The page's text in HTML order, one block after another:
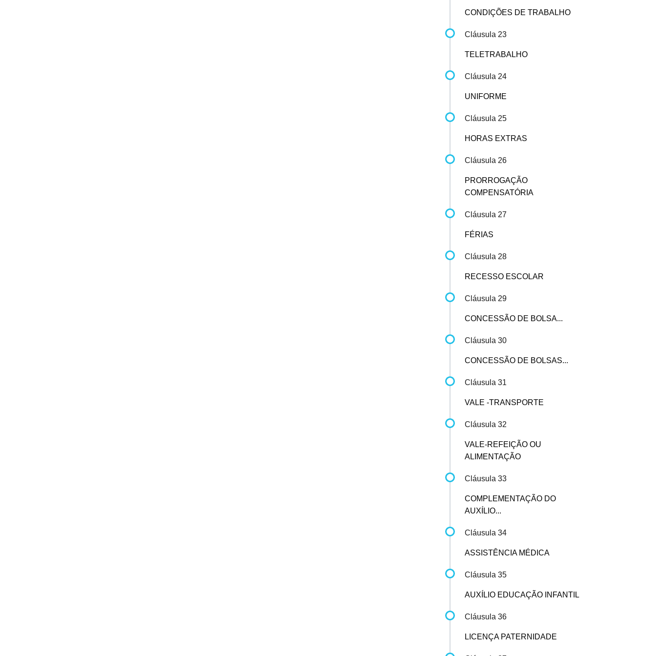
CONDIÇÕES DE TRABALHO
Cláusula 23
TELETRABALHO
Cláusula 24
UNIFORME
Cláusula 25
HORAS EXTRAS
Cláusula 26
PRORROGAÇÃO
COMPENSATÓRIA
Cláusula 27
FÉRIAS
Cláusula 28
RECESSO ESCOLAR
Cláusula 29
CONCESSÃO DE BOLSA...
Cláusula 30
CONCESSÃO DE BOLSAS...
Cláusula 31
VALE -TRANSPORTE
Cláusula 32
VALE-REFEIÇÃO OU
ALIMENTAÇÃO
Cláusula 33
COMPLEMENTAÇÃO DO
AUXÍLIO...
Cláusula 34
ASSISTÊNCIA MÉDICA
Cláusula 35
AUXÍLIO EDUCAÇÃO INFANTIL
Cláusula 36
LICENÇA PATERNIDADE